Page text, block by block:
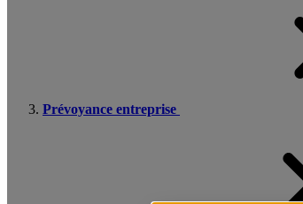
Prévoyance entreprise